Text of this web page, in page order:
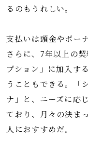
るのもうれしい。
支払いは頭金やボー
さらに、7年以上の
プション」に加入す
うこともできる。「
ナ」と、ニーズに応
ており、月々の決ま
人におすすめだ。